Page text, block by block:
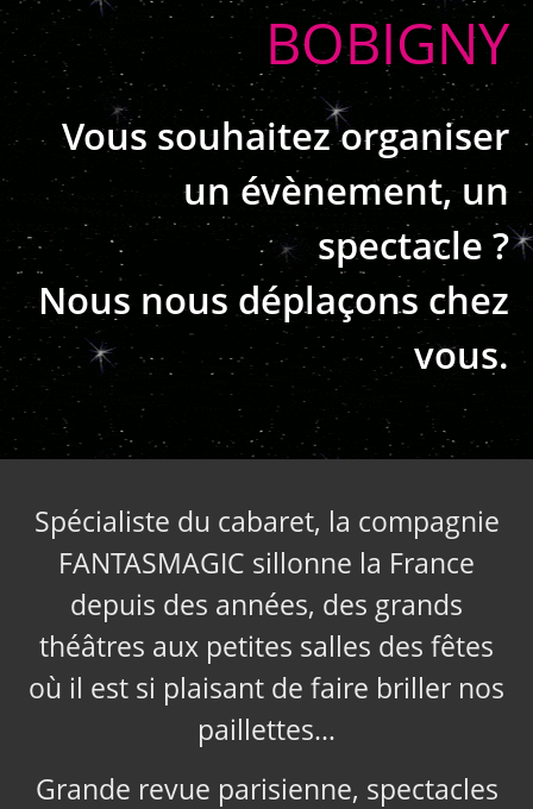
BOBIGNY
Vous souhaitez organiser
un évènement, un
spectacle ?
Nous nous déplaçons chez
vous.
Spécialiste du cabaret, la compagnie
FANTASMAGIC sillonne la France
depuis des années, des grands
théâtres aux petites salles des fêtes
où il est si plaisant de faire briller nos
paillettes…
Grande revue parisienne, spectacles